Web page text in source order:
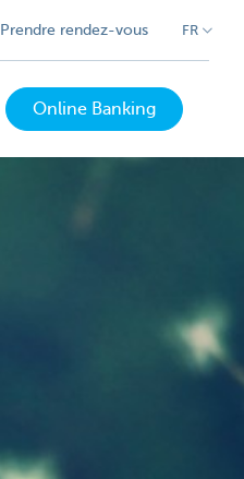
Prendre rendez-vous FR
Online Banking